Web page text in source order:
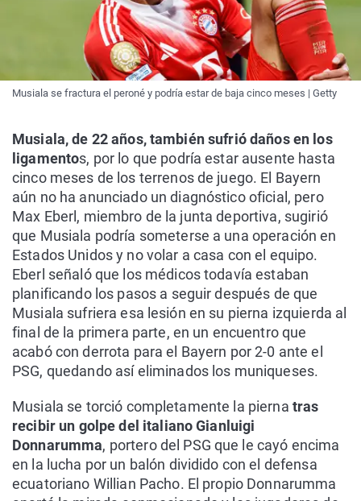
Musiala se fractura el peroné y podría estar de baja cinco meses | Getty
Musiala, de 22 años, también sufrió daños en los
ligamentos, por lo que podría estar ausente hasta
cinco meses de los terrenos de juego. El Bayern
aún no ha anunciado un diagnóstico oficial, pero
Max Eberl, miembro de la junta deportiva, sugirió
que Musiala podría someterse a una operación en
Estados Unidos y no volar a casa con el equipo.
Eberl señaló que los médicos todavía estaban
planificando los pasos a seguir después de que
Musiala sufriera esa lesión en su pierna izquierda al
final de la primera parte, en un encuentro que
acabó con derrota para el Bayern por 2-0 ante el
PSG, quedando así eliminados los muniqueses.
Musiala se torció completamente la pierna tras
recibir un golpe del italiano Gianluigi
Donnarumma, portero del PSG que le cayó encima
en la lucha por un balón dividido con el defensa
ecuatoriano Willian Pacho. El propio Donnarumma